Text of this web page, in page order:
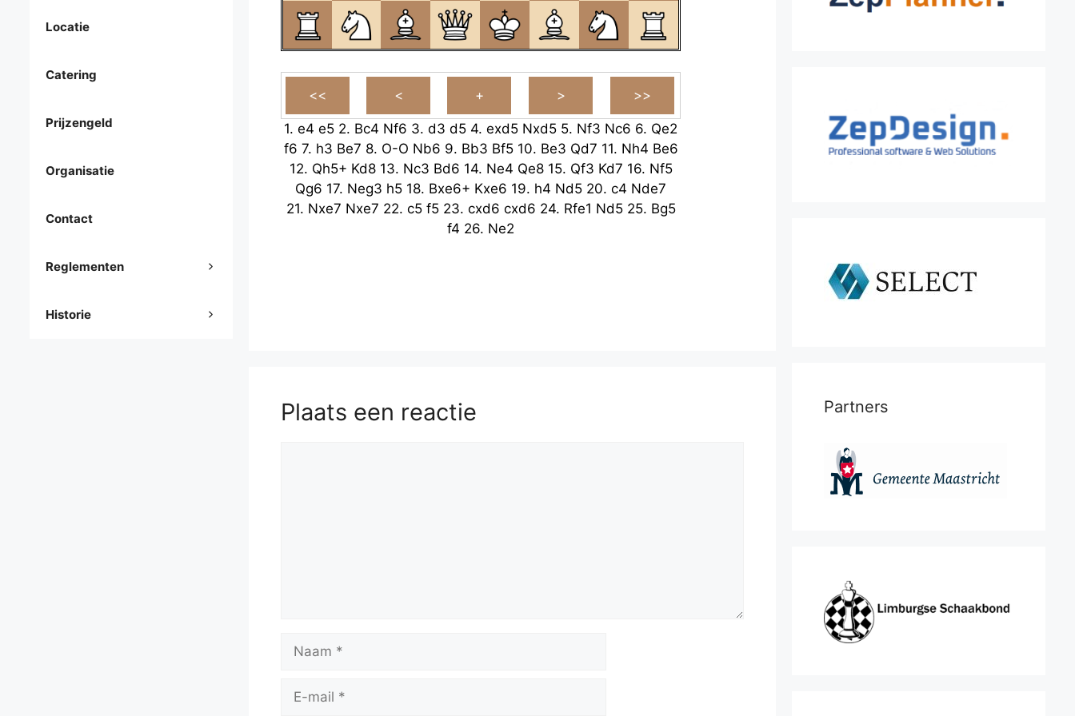
1. e4 e5 2. Bc4 Nf6 3. d3 d5 4. exd5 Nxd5 5. Nf3 Nc6 6. Qe2
f6 7. h3 Be7 8. O-O Nb6 9. Bb3 Bf5 10. Be3 Qd7 11. Nh4 Be6
12. Qh5+ Kd8 13. Nc3 Bd6 14. Ne4 Qe8 15. Qf3 Kd7 16. Nf5
Qg6 17. Neg3 h5 18. Bxe6+ Kxe6 19. h4 Nd5 20. c4 Nde7
21. Nxe7 Nxe7 22. c5 f5 23. cxd6 cxd6 24. Rfe1 Nd5 25. Bg5
f4 26. Ne2
Plaats een reactie
mail
Locatie
Catering
Prijzengeld
Organisatie
Contact
Reglementen
Historie
Partners